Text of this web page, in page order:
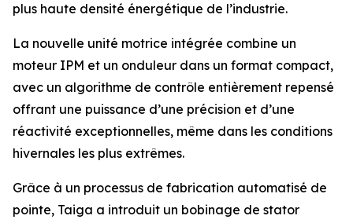
plus haute densité énergétique de l’industrie.
La nouvelle unité motrice intégrée combine un
moteur IPM et un onduleur dans un format compact,
avec un algorithme de contrôle entièrement repensé
offrant une puissance d’une précision et d’une
réactivité exceptionnelles, même dans les conditions
hivernales les plus extrêmes.
Grâce à un processus de fabrication automatisé de
pointe, Taiga a introduit un bobinage de stator